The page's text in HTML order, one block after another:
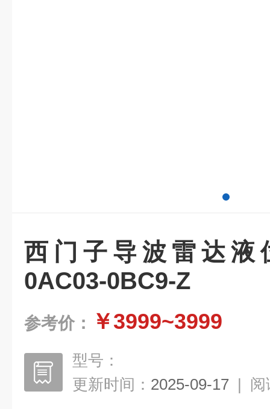
西门子导波雷达液
0AC03-0BC9-Z
参考价： ￥3999~3999
型号：
更新时间： 2025-09-17 | 阅